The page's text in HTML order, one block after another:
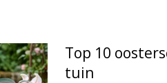
Top 10
tuin